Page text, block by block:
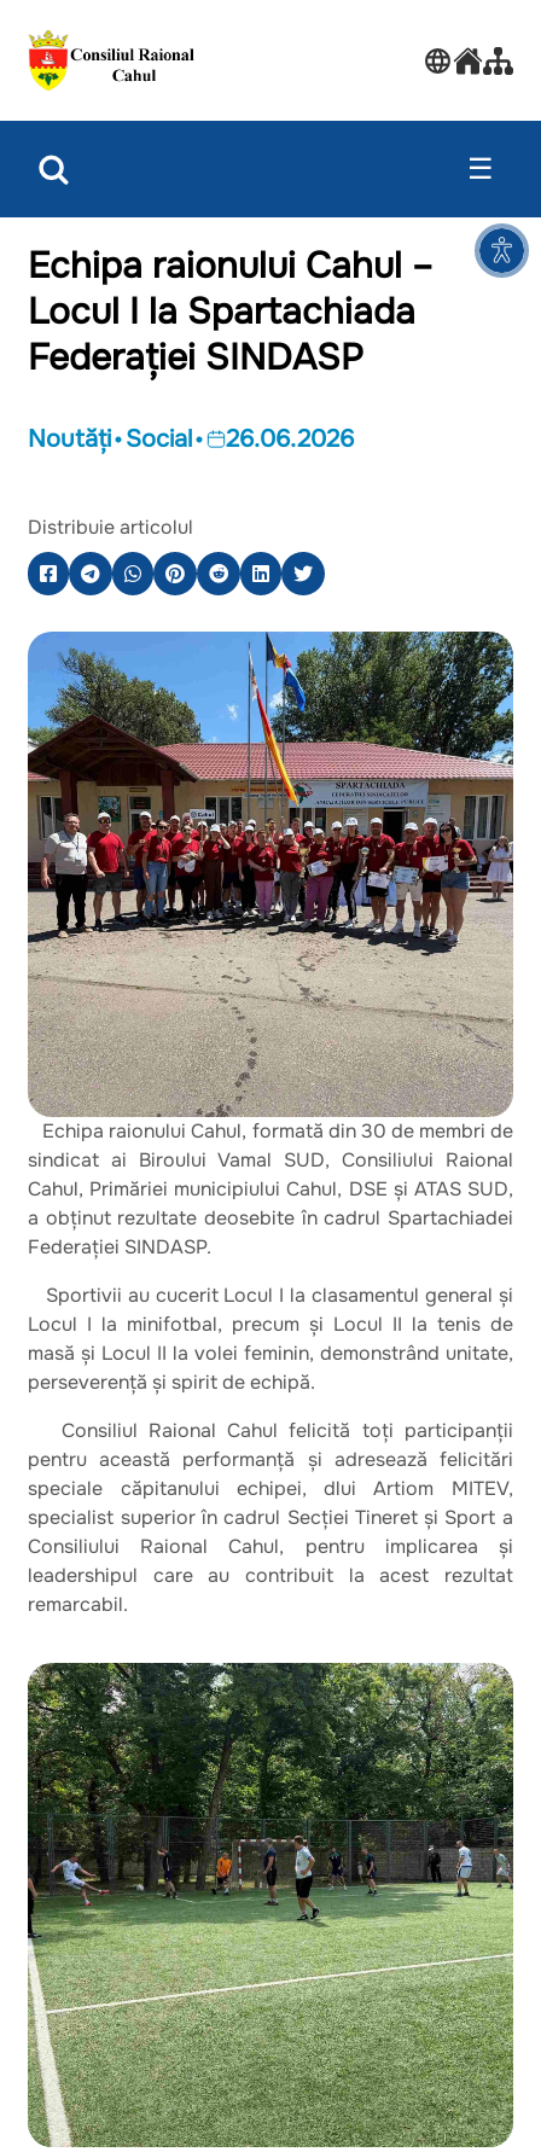
☰
Echipa raionului Cahul –
Locul I la Spartachiada
Federației SINDASP
Noutăți Social 26.06.2026
Distribuie articolul
Echipa raionului Cahul, formată din 30 de membri de
sindicat ai Biroului Vamal SUD, Consiliului Raional
Cahul, Primăriei municipiului Cahul, DSE și ATAS SUD,
a obținut rezultate deosebite în cadrul Spartachiadei
Federației SINDASP.
Sportivii au cucerit Locul I la clasamentul general și
Locul I la minifotbal, precum și Locul II la tenis de
masă și Locul II la volei feminin, demonstrând unitate,
perseverență și spirit de echipă.
Consiliul Raional Cahul felicită toți participanții
pentru această performanță și adresează felicitări
speciale căpitanului echipei, dlui Artiom MITEV,
specialist superior în cadrul Secției Tineret și Sport a
Consiliului Raional Cahul, pentru implicarea și
leadershipul care au contribuit la acest rezultat
remarcabil.